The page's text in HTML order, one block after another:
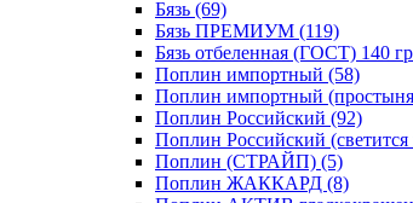
Бязь (69)
Бязь ПРЕМИУМ (119)
Бязь отбеленная (ГОСТ) 140
Поплин импортный (58)
Поплин импортный
Поплин Российский (92)
Поплин Российский (светится
Поплин (СТРАЙП) (5)
Поплин ЖАККАРД (8)